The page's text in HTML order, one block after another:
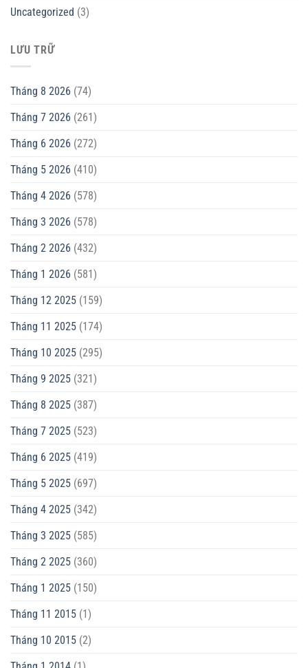
Uncategorized (3)
LƯU TRỮ
Tháng 8 2026 (74)
Tháng 7 2026 (261)
Tháng 6 2026 (272)
Tháng 5 2026 (410)
Tháng 4 2026 (578)
Tháng 3 2026 (578)
Tháng 2 2026 (432)
Tháng 1 2026 (581)
Tháng 12 2025 (159)
Tháng 11 2025 (174)
Tháng 10 2025 (295)
Tháng 9 2025 (321)
Tháng 8 2025 (387)
Tháng 7 2025 (523)
Tháng 6 2025 (419)
Tháng 5 2025 (697)
Tháng 4 2025 (342)
Tháng 3 2025 (585)
Tháng 2 2025 (360)
Tháng 1 2025 (150)
Tháng 11 2015 (1)
Tháng 10 2015 (2)